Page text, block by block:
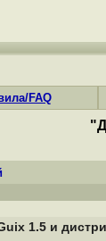
FAQ
1.5 и